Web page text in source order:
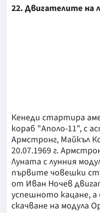
22. Двигателите на
Кенеди стартира
кораб "Аполо-11", с
Армстронг, Майкъл
20.07.1969 г.
Луната с лунния
първите човешки
от Иван Ночев
успешното кацане,
скачване на модула